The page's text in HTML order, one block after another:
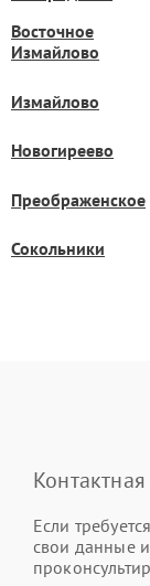
Восточное
Измайлово
Измайлово
Новогиреево
Преображенское
Сокольники
Если
свои данные